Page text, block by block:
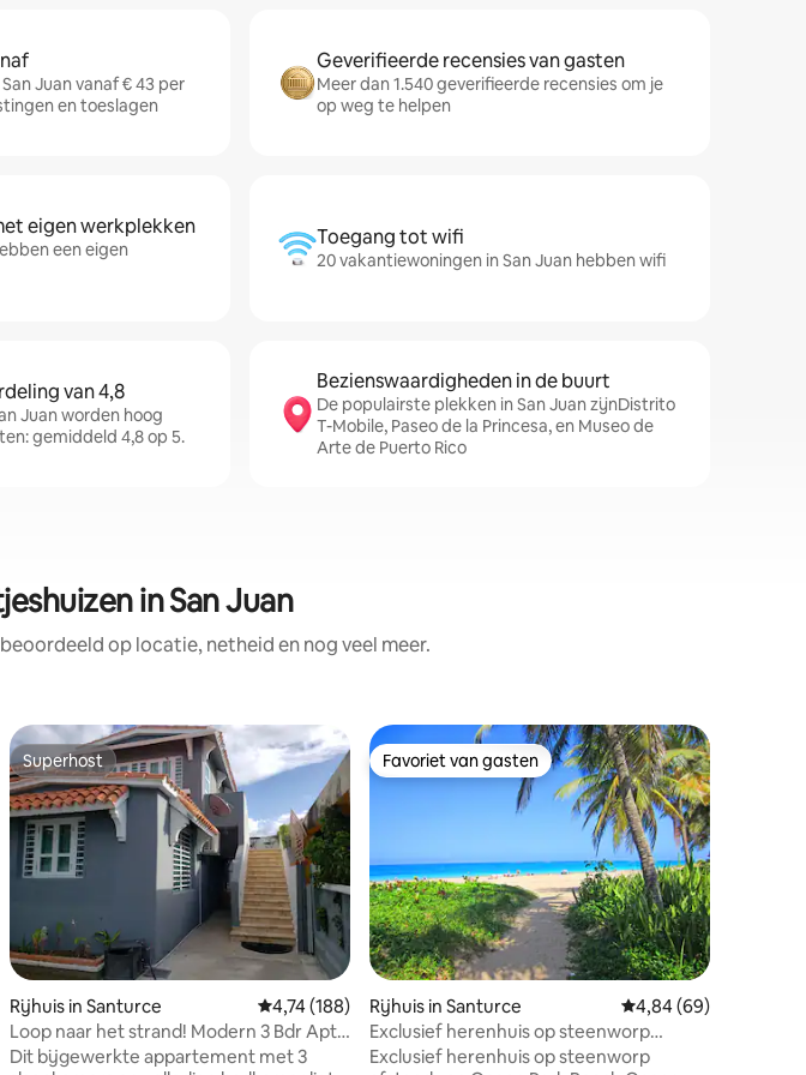
Juan vanaf € 43 per
en toeslagen
Geverifieerde recensies van gasten
Meer dan 1.540 geverifieerde recensies om je
op weg te helpen
eigen werkplekken
een eigen
Toegang tot wifi
20 vakantiewoningen in San Juan hebben wifi
van 4,8
Juan worden hoog
gemiddeld 4,8 op 5.
Bezienswaardigheden in de buurt
De populairste plekken in San Juan zijnDistrito
T-Mobile, Paseo de la Princesa, en Museo de
Arte de Puerto Rico
in San Juan
op locatie, netheid en nog veel meer.
Superhost
Superhost
Rijhuis in Santurce Gemiddelde beoordeling van 4,74 op 5, 188 recensies
4,74 (188)
Loop naar het strand! Modern 3 Bdr Apt
met gratis wifi
Dit bijgewerkte appartement met 3
Favoriet van gasten
Favoriet van gasten
Rijhuis in Santurce Gemiddelde
4,84 (69)
Exclusief herenhuis op steenworp
afstand van het strand
Exclusief herenhuis op steenworp